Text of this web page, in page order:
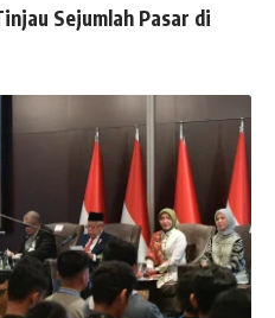
Sejumlah Pasar di